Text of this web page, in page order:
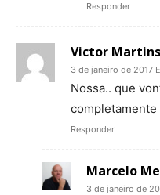
Responder
Victor Martins
3 de janeiro de 2017
Nossa.. que
Responder
Marcelo
3 de janeiro de